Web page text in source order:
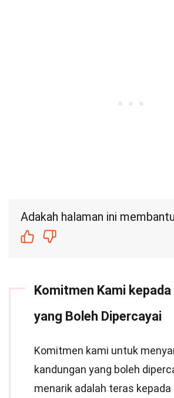
Adakah halaman ini
Komitmen Kami
yang Boleh Dipercayai
Komitmen kami untuk
kandungan yang boleh
menarik adalah teras kepada